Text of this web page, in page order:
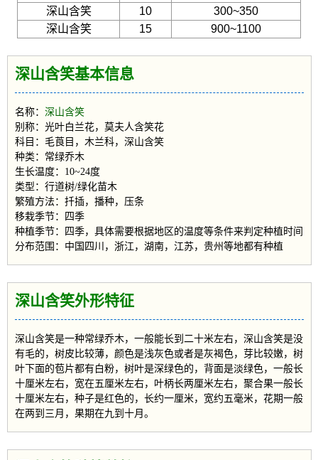
深山含笑
10
300~350
深山含笑
15 900~1100
深山含笑基本信息
名称： 深山含笑
别称：光叶白兰花，莫夫人含笑花
科目：毛莨目，木兰科，深山含笑
种类：常绿乔木
生长温度：10~24度
类型：行道树/绿化苗木
繁殖方法：扦插，播种，压条
移栽季节：四季
种植季节：四季，具体需要根据地区的温度等条件来判定种植时间
分布范围：中国四川，浙江，湖南，江苏，贵州等地都有种植
深山含笑外形特征
深山含笑是一种常绿乔木，一般能长到二十米左右，深山含笑是没
有毛的，树皮比较薄，颜色是浅灰色或者是灰褐色，芽比较嫩，树
叶下面的苞片都有白粉，树叶是深绿色的，背面是淡绿色，一般长
十厘米左右，宽在五厘米左右，叶柄长两厘米左右，聚合果一般长
十厘米左右，种子是红色的，长约一厘米，宽约五毫米，花期一般
在两到三月，果期在九到十月。